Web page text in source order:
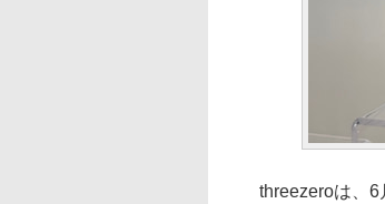
threezeroは、6